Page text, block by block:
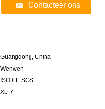
Contacteer ons
Guangdong, China
Wenwen
ISO CE SGS
Xb-7